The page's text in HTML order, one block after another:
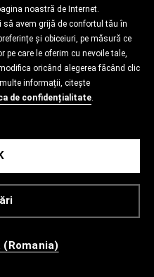
noastră de Internet.
să avem grijă de confortul tău în
și obiceiuri, pe măsură ce
care le oferim cu nevoile tale,
oricând alegerea făcând clic
informații, citește
de confidențialitate.
(Romania)